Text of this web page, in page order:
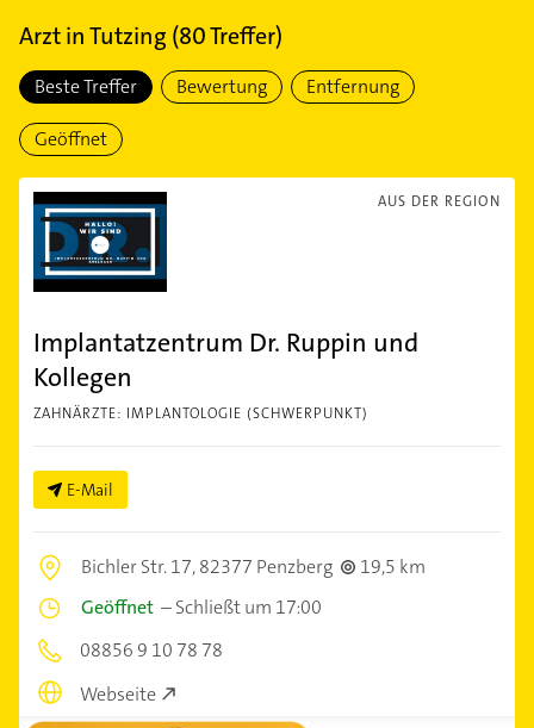
ArztinTutzing (80Treffer)
Beste Treffer Bewertung Entfernung
Geöffnet
AUS DER REGION
Implantatzentrum Dr. Ruppin und
Kollegen
ZAHNÄRZTE: IMPLANTOLOGIE (SCHWERPUNKT)
E-Mail
Bichler Str. 17,82377 Penzberg
19,5 km
Geöffnet –Schließt um 17:00
08856 9 10 78 78
Webseite